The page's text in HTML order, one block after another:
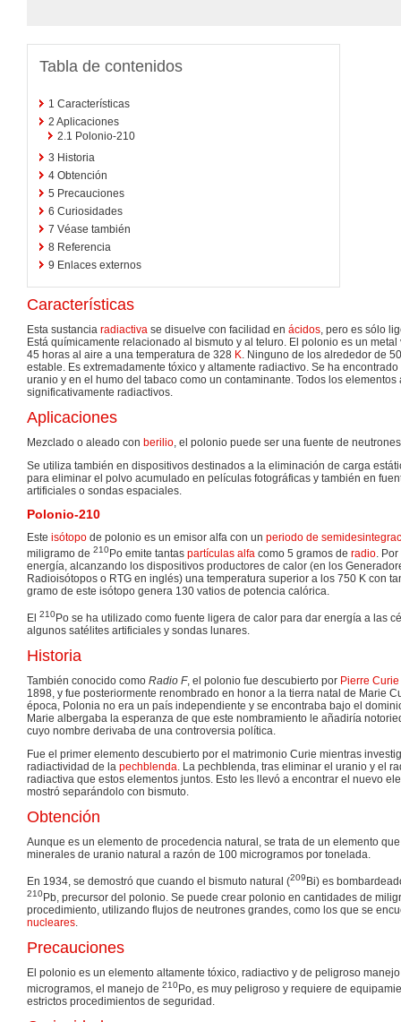
Tabla de contenidos
1 Características
2 Aplicaciones
2.1 Polonio-210
3 Historia
4 Obtención
5 Precauciones
6 Curiosidades
7 Véase también
8 Referencia
9 Enlaces externos
Características
Esta sustancia radiactiva se disuelve con facilidad en ácidos, pero es sólo
Está químicamente relacionado al bismuto y al teluro. El polonio es un
45 horas al aire a una temperatura de 328 K. Ninguno de los alrededor de
estable. Es extremadamente tóxico y altamente radiactivo. Se ha
uranio y en el humo del tabaco como un contaminante. Todos los
significativamente radiactivos.
Aplicaciones
Mezclado o aleado con berilio, el polonio puede ser una fuente de
Se utiliza también en dispositivos destinados a la eliminación de carga
para eliminar el polvo acumulado en películas fotográficas y también en
artificiales o sondas espaciales.
Polonio-210
Este isótopo de polonio es un emisor alfa con un periodo de
miligramo de 210Po emite tantas partículas alfa como 5 gramos de radio.
energía, alcanzando los dispositivos productores de calor (en los
Radioisótopos o RTG en inglés) una temperatura superior a los 750 K con
gramo de este isótopo genera 130 vatios de potencia calórica.
El 210Po se ha utilizado como fuente ligera de calor para dar energía a las
algunos satélites artificiales y sondas lunares.
Historia
También conocido como Radio F, el polonio fue descubierto por Pierre Curie
1898, y fue posteriormente renombrado en honor a la tierra natal de Marie
época, Polonia no era un país independiente y se encontraba bajo el
Marie albergaba la esperanza de que este nombramiento le añadiría
cuyo nombre derivaba de una controversia política.
Fue el primer elemento descubierto por el matrimonio Curie mientras
radiactividad de la pechblenda. La pechblenda, tras eliminar el uranio y el
radiactiva que estos elementos juntos. Esto les llevó a encontrar el nuevo
mostró separándolo con bismuto.
Obtención
Aunque es un elemento de procedencia natural, se trata de un elemento
minerales de uranio natural a razón de 100 microgramos por tonelada.
En 1934, se demostró que cuando el bismuto natural (209 Bi) es
210Pb, precursor del polonio. Se puede crear polonio en cantidades de
procedimiento, utilizando flujos de neutrones grandes, como los que se
nucleares.
Precauciones
El polonio es un elemento altamente tóxico, radiactivo y de peligroso
microgramos, el manejo de 210Po, es muy peligroso y requiere de
estrictos procedimientos de seguridad.